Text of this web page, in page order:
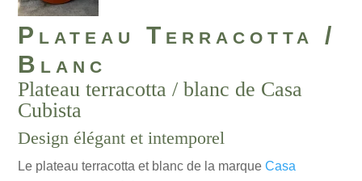
Plateau Terracotta /
Blanc
Plateau terracotta / blanc de Casa
Cubista
Design élégant et intemporel
Le plateau terracotta et blanc de la marqueCasa